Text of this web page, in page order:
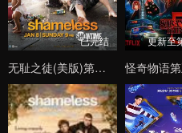
已完结
无耻之徒(美版)第二季
更新至
怪奇物语